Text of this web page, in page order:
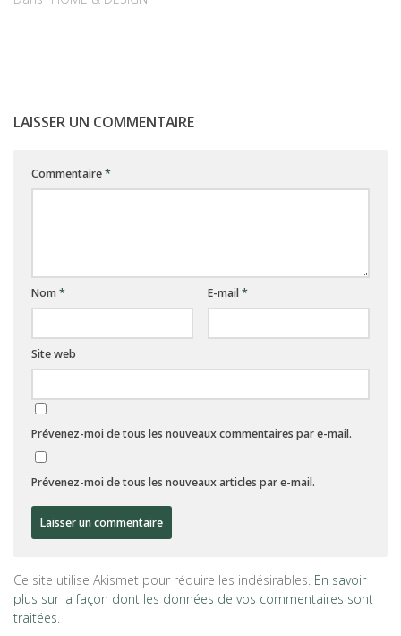
LAISSER UN COMMENTAIRE
Commentaire*
Nom * E-mail*
Site web
Prévenez-moi de tous les nouveaux commentaires par e-mail.
Prévenez-moi de tous les nouveaux articles par e-mail.
Ce site utilise Akismet pour réduire les indésirables. En savoir
plus sur la façon dont les données de vos commentaires sont
traitées.